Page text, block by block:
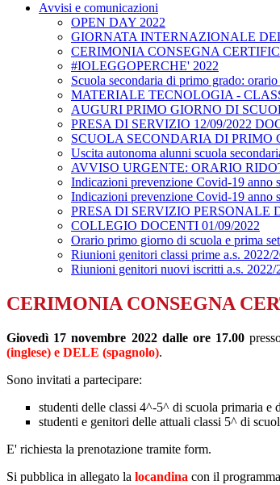
Avvisi e comunicazioni
OPEN DAY 2022
GIORNATA INTERNAZIONALE
CERIMONIA CONSEGNA
#IOLEGGOPERCHE' 2022
Scuola secondaria di primo grado:
MATERIALE TECNOLOGIA -
AUGURI PRIMO GIORNO DI
PRESA DI SERVIZIO 12/09/2022
SCUOLA SECONDARIA DI PRIMO
Uscita autonoma alunni scuola
AVVISO URGENTE: ORARIO
Indicazioni prevenzione Covid-19 anno
Indicazioni prevenzione Covid-19 anno
PRESA DI SERVIZIO PERSONALE
COLLEGIO DOCENTI 01/09/2022
Orario primo giorno di scuola e prima
Riunioni genitori classi prime a.s.
Riunioni genitori nuovi iscritti a.s.
CERIMONIA CONSEGNA
Giovedì 17 novembre 2022 dalle ore 17.00
(inglese) e DELE (spagnolo).
Sono invitati a partecipare:
studenti delle classi 4^-5^ di scuola primaria
studenti e genitori delle attuali classi 5^ di
E' richiesta la prenotazione tramite form.
Si pubblica in allegato la locandina con il